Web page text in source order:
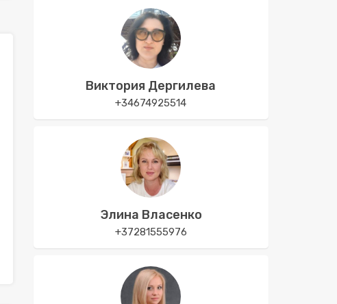
Виктория Дергилева
+34674925514
Элина Власенко
+37281555976